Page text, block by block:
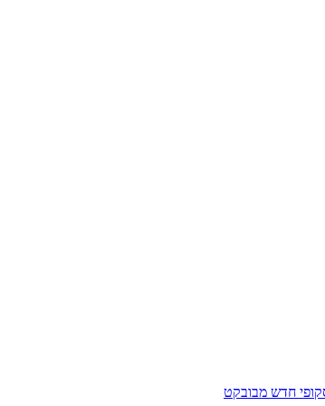
חדש מבובקט